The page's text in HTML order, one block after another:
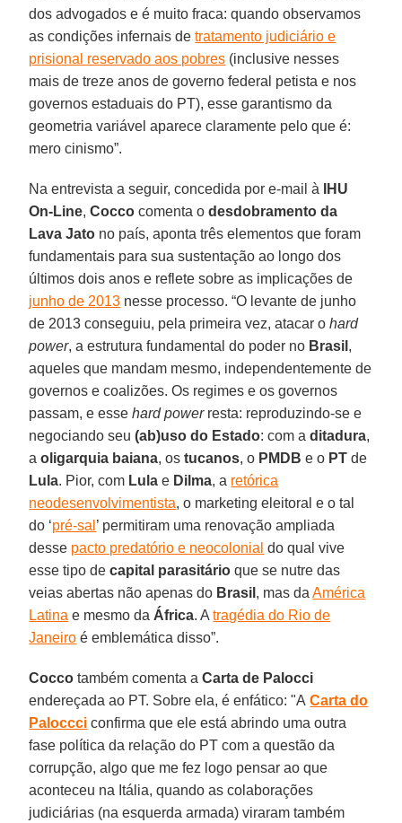
dos advogados e é muito fraca: quando observamos
as condições infernais detratamento judiciário e
prisional reservado aos pobres (inclusive nesses
mais de treze anos de governo federal petista e nos
governos estaduais do PT), esse garantismo da
geometria variável aparece claramente pelo que é:
mero cinismo”.
Na entrevista a seguir, concedida por e-mail à
IHU
On-Line,Cocco comenta odesdobramento da
Lava Jato no país, aponta três elementos que foram
fundamentais para sua sustentação ao longo dos
últimos dois anos e reflete sobre as implicações de
junho de 2013 nesse processo. “O levante de junho
de 2013 conseguiu, pela primeira vez, atacar ohard
power, a estrutura fundamental do poder no Brasil ,
aqueles que mandam mesmo, independentemente de
governos e coalizões. Os regimes e os governos
passam, e esse hard powerresta: reproduzindo-se e
negociando seu(ab)uso do Estado: com aditadura,
aoligarquia baiana, ostucanos, o PMDB e o PT de
Lula. Pior, com Lula e Dilma, a retórica
neodesenvolvimentista, o marketing eleitoral e o tal
do ‘pré-sal ’ permitiram uma renovação ampliada
desse pacto predatório e neocolonial do qual vive
esse tipo de capital parasitário que se nutre das
veias abertas não apenas do Brasil , mas daAmérica
Latina e mesmo da África. Atragédia do Rio de
Janeiro é emblemática disso”.
Cocco também comenta a Carta de Palocci
endereçada ao PT. Sobre ela, é enfático: "ACarta do
Paloccci confirma que ele está abrindo uma outra
fase política da relação do PT com a questão da
corrupção, algo que me fez logo pensar ao que
aconteceu na Itália, quando as colaborações
judiciárias (na esquerda armada) viraram também